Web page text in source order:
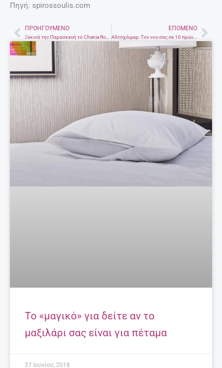
Πηγή: spirossoulis.com
PrevΠΡΟΗΓΟΎΜΕΝΟ
Ξεκινά την Παρασκευή το Chania Rock Festival
ΕΠΌΜΕΝΟ
Αλτσχάιμερ: Τον νου σας σε 10 πρώιμα συμπτώματα
Το «μαγικό» για δείτε αν το
μαξιλάρι σας είναι για πέταμα
27 Ιουνίου, 2018